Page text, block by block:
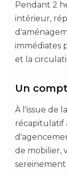
Pendant 2
intérieur,
immédiates
et la
Un
À l'issue de
récapitulatif
de mobilier,